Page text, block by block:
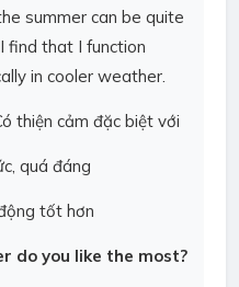
summer can be quite
find that I function
in cooler weather.
thiện cảm đặc biệt với
quá đáng
tốt hơn
do you like the most?